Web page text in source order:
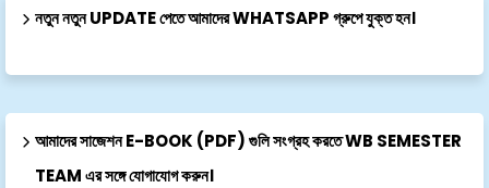
নতুন নতুন UPDATE পেতে আমাদের WHATSAPP গ্রুপে যুক্ত হন।
আমাদের সাজেশন E-BOOK (PDF) গুলি সংগ্রহ করতে WB SEMESTER
TEAM এর সঙ্গে যোগাযোগ করুন।